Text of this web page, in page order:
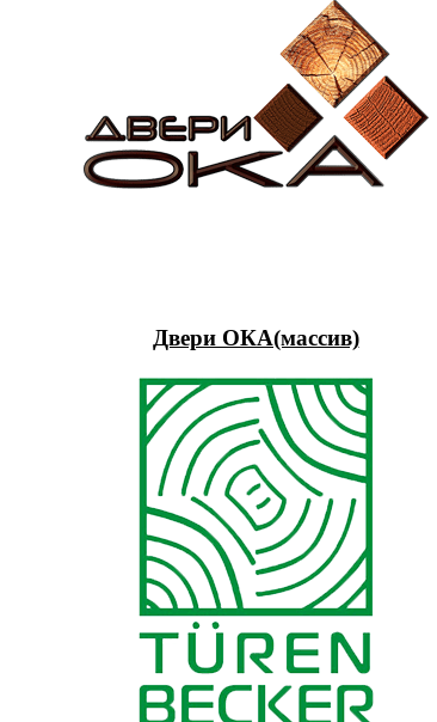
Двери ОКА(массив)